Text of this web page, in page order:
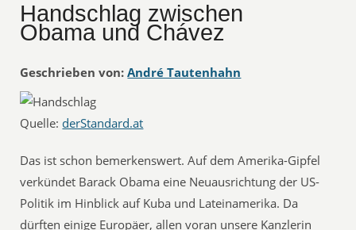
Handschlag zwischen
Obama und Chávez
Geschrieben von: André Tautenhahn
Quelle: derStandard.at
Das ist schon bemerkenswert. Auf dem Amerika-Gipfel
verkündet Barack Obama eine Neuausrichtung der US-
Politik im Hinblick auf Kuba und Lateinamerika. Da
dürften einige Europäer, allen voran unsere Kanzlerin